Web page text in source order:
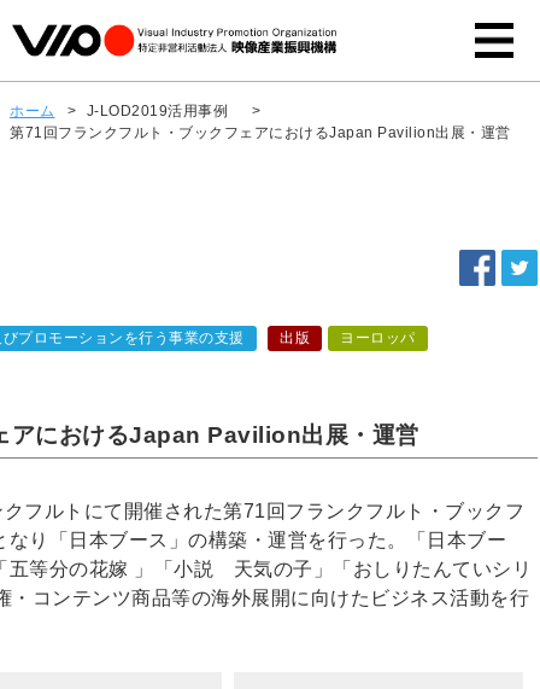
ホーム > J-LOD2019活用事例
>
第71回フランクフルト・ブックフェアにおけるJapan Pavilion出展・運営
プロモーションを行う事業の支援 出版 ヨーロッパ
アにおけるJapan Pavilion出展・運営
フルトにて開催された第71回フランクフルト・ブックフ
り「日本ブース」の構築・運営を行った。「日本ブー
五等分の花嫁 」「小説 天気の子」「おしりたんていシリ
コンテンツ商品等の海外展開に向けたビジネス活動を行